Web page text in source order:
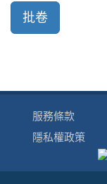
服務條款
隱私權政策